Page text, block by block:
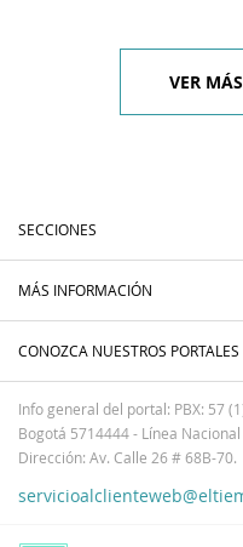
VER
SECCIONES
MÁS INFORMACIÓN
CONOZCA NUESTROS PORTALES
Info general del portal: PBX: 57
Bogotá 5714444 - Línea
Dirección: Av. Calle 26 # 68B-70.